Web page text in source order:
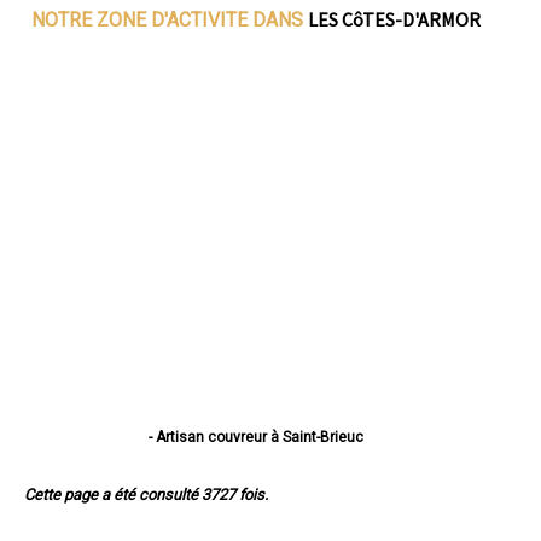
NOTRE ZONE D'ACTIVITE DANS LES CôTES-D'ARMOR
- Artisan couvreur à Saint-Brieuc
- Artisan couvreur à Lamballe
Cette page a été consulté 3727 fois.